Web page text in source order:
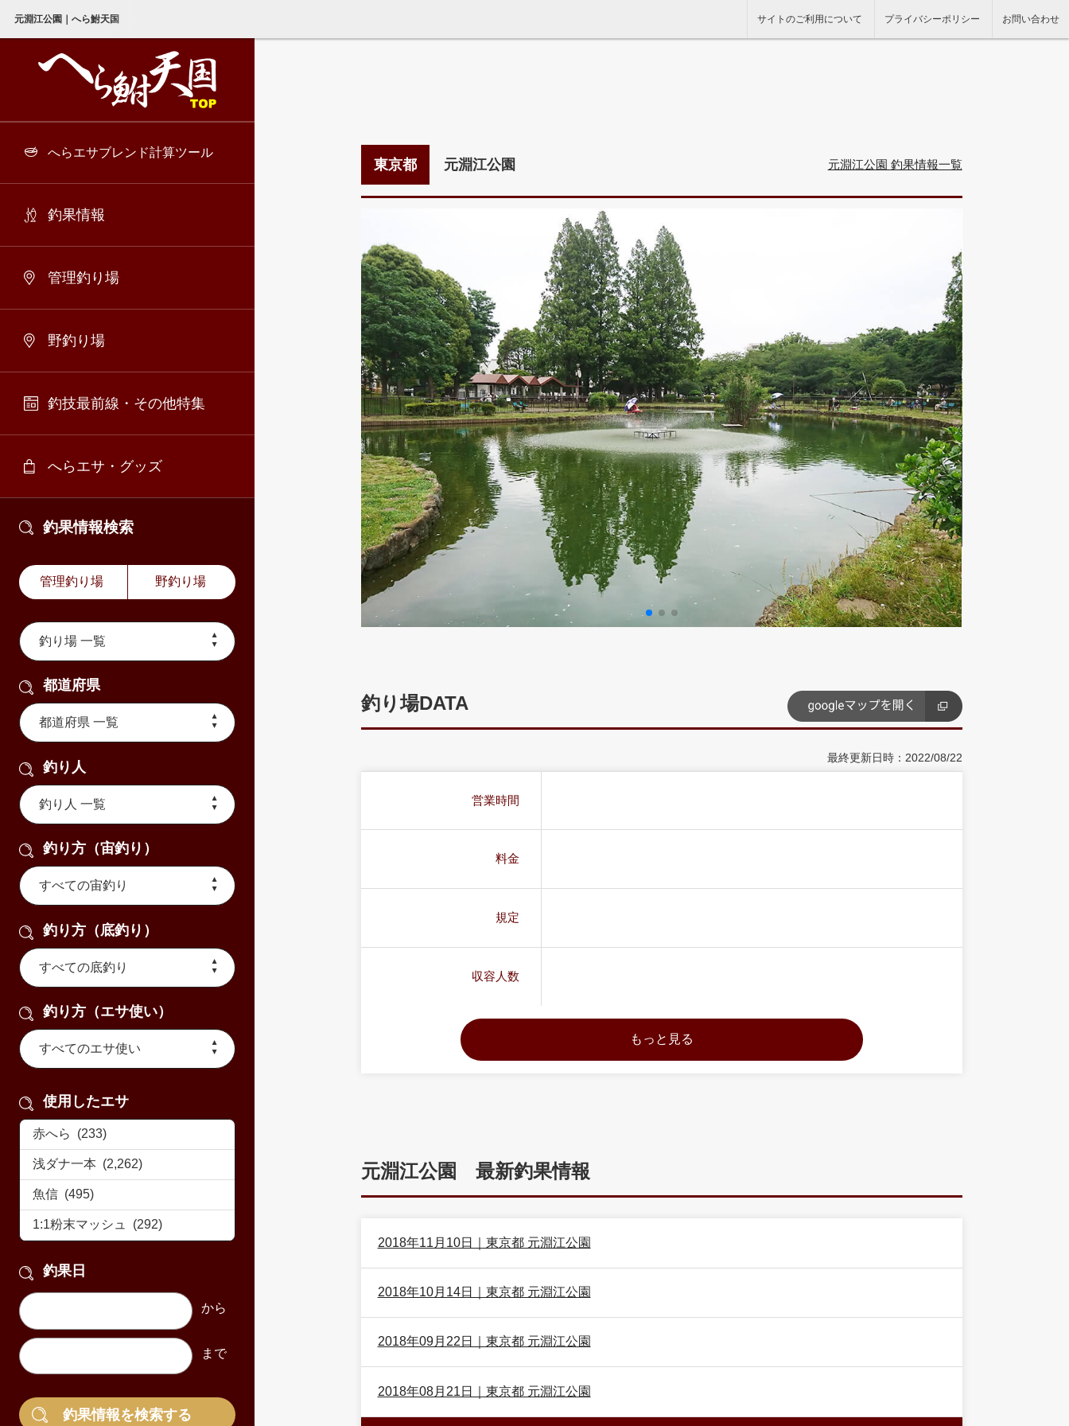
元淵江公園｜へら鮒天国 サイトのご利用について プライバシーポリシー お問い合わせ
へらエサブレンド計算ツール
釣果情報
管理釣り場
野釣り場
釣技最前線・その他特集
へらエサ・グッズ
釣果情報検索
管理釣り場 野釣り場
都道府県
釣り人
釣り方（宙釣り）
釣り方（底釣り）
釣り方（エサ使い）
使用したエサ
釣果日
東京都 元淵江公園 元淵江公園 釣果情報一覧
釣り場DATA
最終更新日時：2022/08/22
営業時間
料金
規定
収容人数
元淵江公園 最新釣果情報
2018年11月10日｜東京都 元淵江公園
2018年10月14日｜東京都 元淵江公園
2018年09月22日｜東京都 元淵江公園
2018年08月21日｜東京都 元淵江公園